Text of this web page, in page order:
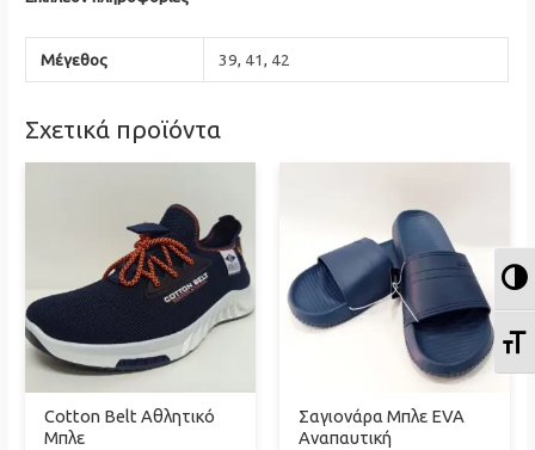
Μέγεθος 39, 41, 42
Σχετικά προϊόντα
Cotton Belt Αθλητικό
Μπλε
Σαγιονάρα Μπλε EVA
Αναπαυτική